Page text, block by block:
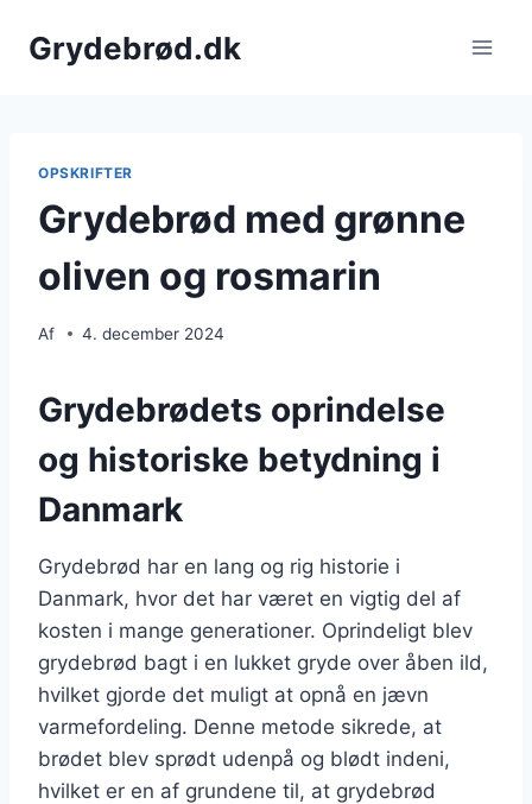
Grydebrød.dk
OPSKRIFTER
Grydebrød med grønne
oliven og rosmarin
Af 4. december 2024
Grydebrødets oprindelse
og historiske betydning i
Danmark
Grydebrød har en lang og rig historie i
Danmark, hvor det har været en vigtig del af
kosten i mange generationer. Oprindeligt blev
grydebrød bagt i en lukket gryde over åben ild,
hvilket gjorde det muligt at opnå en jævn
varmefordeling. Denne metode sikrede, at
brødet blev sprødt udenpå og blødt indeni,
hvilket er en af grundene til, at grydebrød